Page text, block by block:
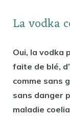
La vodka
Oui, la vodka
faite de blé,
comme sans
sans danger
maladie